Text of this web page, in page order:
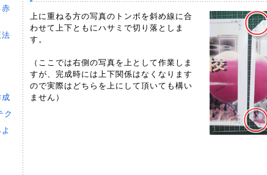
ク
上に重ねる方の写真のトンボを斜め線に合
わせて上下ともにハサミで切り落としま
す。
（ここでは右側の写真を上として作業しま
すが、完成時には上下関係はなくなります
ので実際はどちらを上にして頂いても構い
ません）